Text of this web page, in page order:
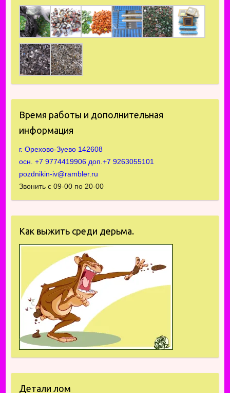
Время работы и дополнительная
информация
г. Орехово-Зуево 142608
осн. +7 9774419906 доп.+7 9263055101
pozdnikin-iv@rambler.ru
Звонить с 09-00 по 20-00
Как выжить среди дерьма.
Детали лом